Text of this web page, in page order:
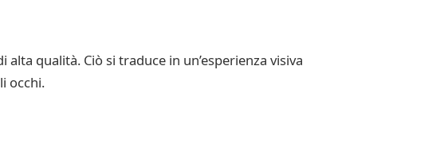
qualità. Ciò si traduce in un’esperienza visiva
occhi.